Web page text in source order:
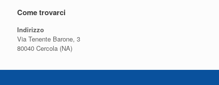
Come trovarci
Indirizzo
Via Tenente Barone, 3
80040 Cercola (NA)